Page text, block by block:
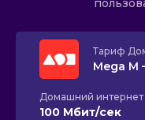
Тариф
Mega M
Домашний интернет
100 Мбит/сек